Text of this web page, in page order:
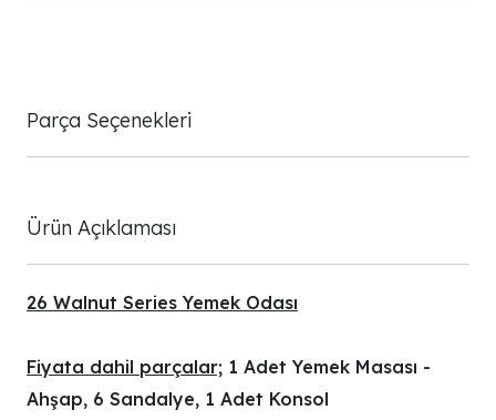
Parça Seçenekleri
Ürün Açıklaması
26 Walnut Series Yemek Odası
Fiyata dahil parçalar; 1 Adet Yemek Masası -
Ahşap, 6 Sandalye, 1 Adet Konsol